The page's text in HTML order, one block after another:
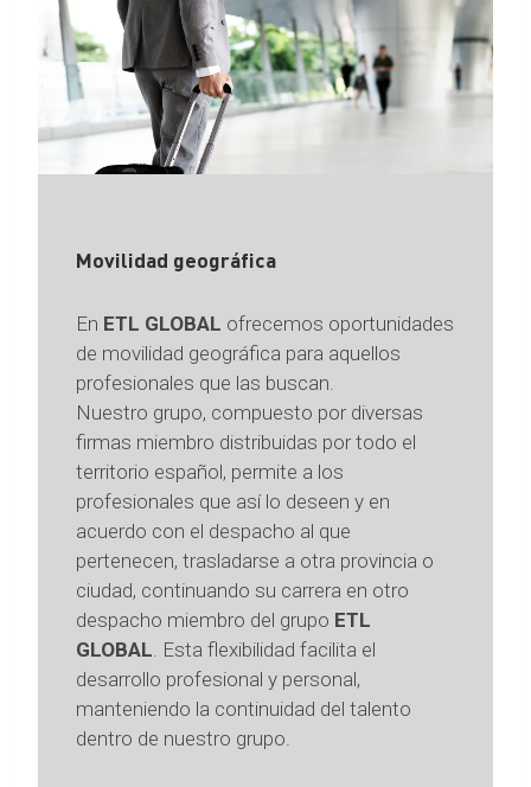
Movilidad geográfica
En ETL GLOBAL ofrecemos oportunidades
de movilidad geográfica para aquellos
profesionales que las buscan.
Nuestro grupo, compuesto por diversas
firmas miembro distribuidas por todo el
territorio español, permite a los
profesionales que así lo deseen y en
acuerdo con el despacho al que
pertenecen, trasladarse a otra provincia o
ciudad, continuando su carrera en otro
despacho miembro del grupo ETL
GLOBAL . Esta flexibilidad facilita el
desarrollo profesional y personal,
manteniendo la continuidad del talento
dentro de nuestro grupo.